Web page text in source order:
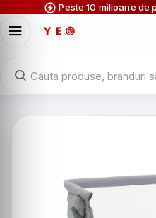
Peste 10 milioane de